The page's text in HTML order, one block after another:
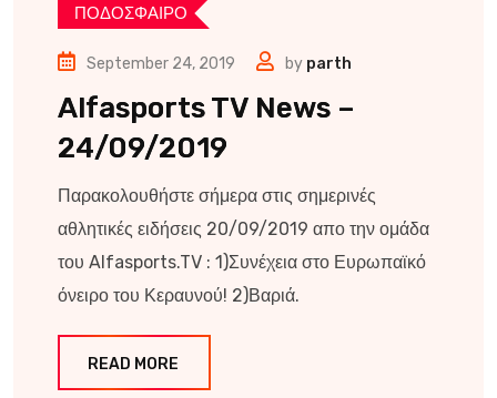
ΠΟΔΟΣΦΑΙΡΟ
September 24, 2019 by parth
Alfasports TV News –
24/09/2019
Παρακολουθήστε σήμερα στις σημερινές
αθλητικές ειδήσεις 20/09/2019 απο την ομάδα
του Alfasports.TV : 1)Συνέχεια στο Ευρωπαϊκό
όνειρο του Κεραυνού! 2)Βαριά.
READ MORE